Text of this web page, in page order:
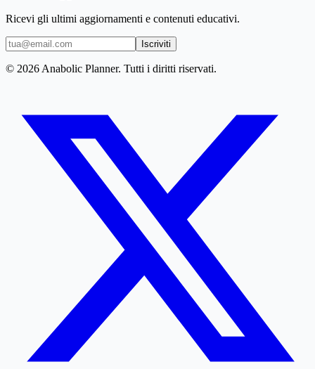
Ricevi gli ultimi aggiornamenti e contenuti educativi.
Iscriviti
© 2026 Anabolic Planner. Tutti i diritti riservati.